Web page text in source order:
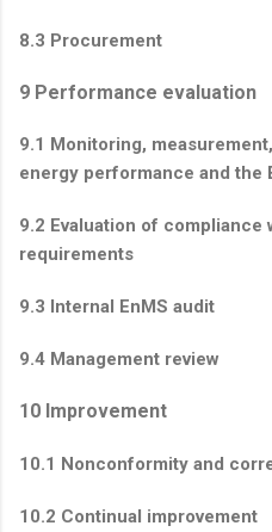
8.3 Procurement
9 Performance evaluation
9.1 Monitoring,
energy performance and the
9.2 Evaluation of compliance
requirements
9.3 Internal EnMS audit
9.4 Management review
10 Improvement
10.1 Nonconformity and
10.2 Continual improvement